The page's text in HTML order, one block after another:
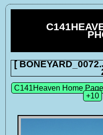
[
C141Heaven Home Page
+10